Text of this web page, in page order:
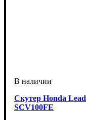
Скутер Honda Lead
SCV100FE